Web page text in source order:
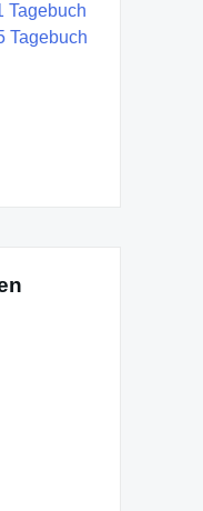
Tagebuch
Tagebuch